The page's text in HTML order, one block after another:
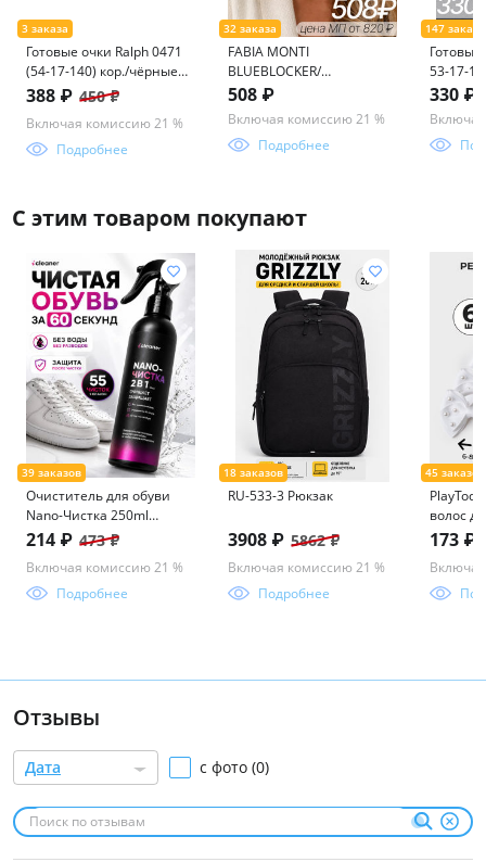
Готовые очки Ralph 0471
(54-17-140) кор./чёрные
(антиблик)
388 ₽ 450 ₽
Включая комиссию 21 %
Подробнее
FABIA MONTI
BLUEBLOCKER/
ФОТОХРОМ FM457 55-17-
136
508 ₽
Включая комиссию 21 %
Подробнее
53-17-
330 ₽
С этим товаром покупают
Очиститель для обуви
Nano-Чистка 250ml
icleaner
214 ₽ 473 ₽
Включая комиссию 21 %
Подробнее
RU-533-3 Рюкзак
3908 ₽ 5862 ₽
Включая комиссию 21 %
Подробнее
волос
в
173 ₽
Отзывы
Дата с фото (0)